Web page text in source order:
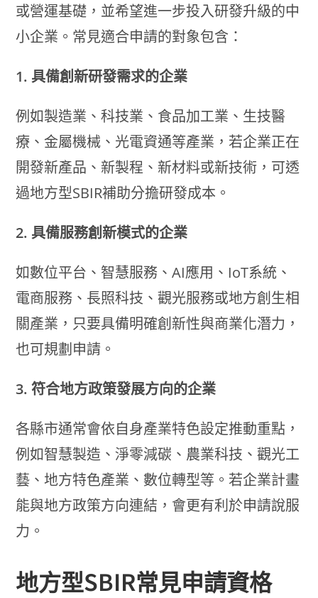
或營運基礎，並希望進一步投入研發升級的中
小企業。常見適合申請的對象包含：
1. 具備創新研發需求的企業
例如製造業、科技業、食品加工業、生技醫
療、金屬機械、光電資通等產業，若企業正在
開發新產品、新製程、新材料或新技術，可透
過地方型SBIR補助分擔研發成本。
2. 具備服務創新模式的企業
如數位平台、智慧服務、AI應用、IoT系統、
電商服務、長照科技、觀光服務或地方創生相
關產業，只要具備明確創新性與商業化潛力，
也可規劃申請。
3. 符合地方政策發展方向的企業
各縣市通常會依自身產業特色設定推動重點，
例如智慧製造、淨零減碳、農業科技、觀光工
藝、地方特色產業、數位轉型等。若企業計畫
能與地方政策方向連結，會更有利於申請說服
力。
地方型SBIR常見申請資格